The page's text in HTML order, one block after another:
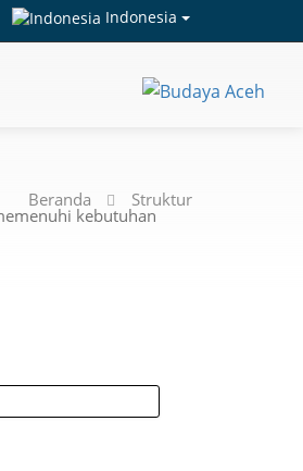
Indonesia
kebutuhan
Beranda Struktur